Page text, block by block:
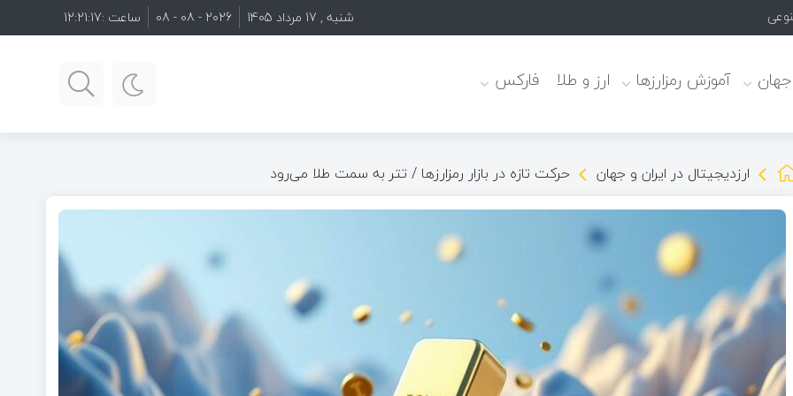
شنبه , 17 مرداد 1405 2026 - 08 - 08 ساعت :12:21:19
جهان آموزش رمزارزها ارز و طلا فارکس
ارزدیجیتال در ایران و جهان حرکت تازه در بازار رمزارزها / تتر به سمت طلا می‌رود